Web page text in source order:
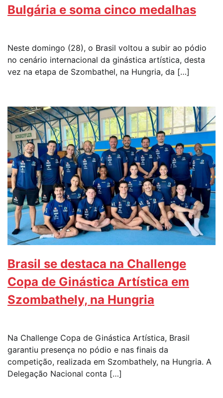
Bulgária e soma cinco medalhas
Neste domingo (28), o Brasil voltou a subir ao pódio
no cenário internacional da ginástica artística, desta
vez na etapa de Szombathel, na Hungria, da […]
Brasil se destaca na Challenge
Copa de Ginástica Artística em
Szombathely, na Hungria
Na Challenge Copa de Ginástica Artística, Brasil
garantiu presença no pódio e nas finais da
competição, realizada em Szombathely, na Hungria. A
Delegação Nacional conta […]